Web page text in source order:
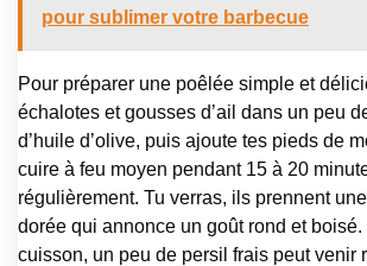
pour sublimer votre barbecue
Pour préparer une poêlée simple et
échalotes et gousses d’ail dans un peu
d’huile d’olive, puis ajoute tes pieds de
cuire à feu moyen pendant 15 à 20
régulièrement. Tu verras, ils prennent
dorée qui annonce un goût rond et boisé.
cuisson, un peu de persil frais peut venir